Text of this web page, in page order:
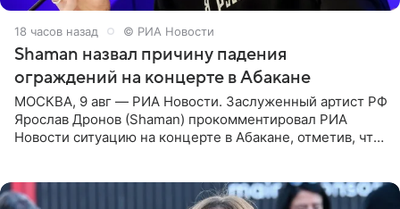
18 часов назад © РИА Новости
Shaman назвал причину падения
ограждений на концерте в Абакане
МОСКВА, 9 авг — РИА Новости. Заслуженный артист РФ
Ярослав Дронов (Shaman) прокомментировал РИА
Новости ситуацию на концерте в Абакане, отметив, что